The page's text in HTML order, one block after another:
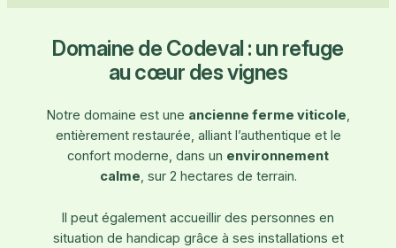
Domaine de Codeval : un refuge
au cœur des vignes
Notre domaine est une ancienne ferme viticole,
entièrement restaurée, alliant l’authentique et le
confort moderne, dans un environnement
calme, sur 2 hectares de terrain.
Il peut également accueillir des personnes en
situation de handicap grâce à ses installations et